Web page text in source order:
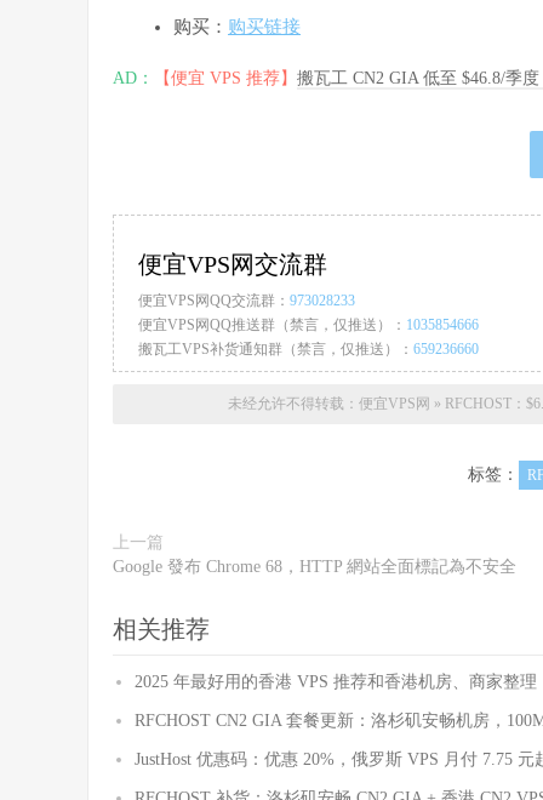
购买： 购买链接
AD： 【便宜 VPS 推荐】 搬瓦工 CN2 GIA 低至 $46.8/季
便宜VPS网交流群
便宜VPS网QQ交流群： 973028233
便宜VPS网QQ推送群（禁言，仅推送）： 1035854666
搬瓦工VPS补货通知群（禁言，仅推送）： 659236660
未经允许不得转载： 便宜VPS网 » RFCHOST：
标签：
上一篇
Google 發布 Chrome 68，HTTP 網站全面標記為不安全
相关推荐
2025 年最好用的香港 VPS 推荐和香港机房、商家整理
RFCHOST CN2 GIA 套餐更新：洛杉矶安畅机房，
JustHost 优惠码：优惠 20%，俄罗斯 VPS 月付 7.75 元